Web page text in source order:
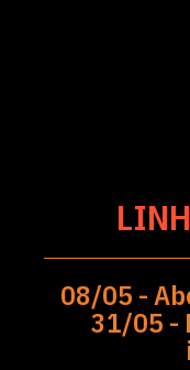
08/05 -
31/05 -